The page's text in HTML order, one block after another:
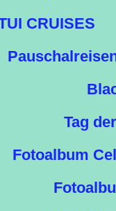
CRUISES
Tag
Fotoalbum